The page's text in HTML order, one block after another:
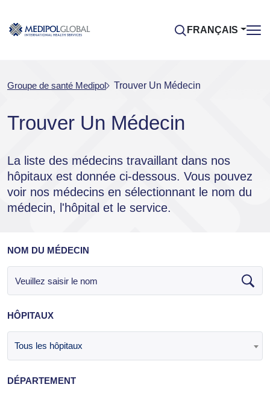
FRANÇAIS
Groupe de santé Medipol Trouver Un Médecin
Trouver Un Médecin
La liste des médecins travaillant dans nos
hôpitaux est donnée ci-dessous. Vous pouvez
voir nos médecins en sélectionnant le nom du
médecin, l'hôpital et le service.
NOM DU MÉDECIN
HÔPITAUX
Tous les hôpitaux
DÉPARTEMENT